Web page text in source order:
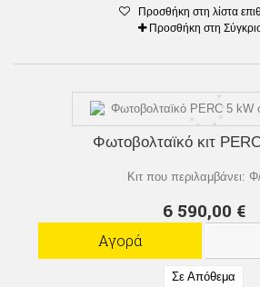
Προσθήκη στη λίστα
Προσθήκη στη
Φωτοβολταϊκό κιτ
Κιτ που περιλαμβάνει:
6 590,00 €
Αγορά
Σε Απόθεμα